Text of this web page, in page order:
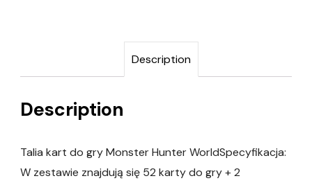
Description
Description
Talia kart do gry Monster Hunter WorldSpecyfikacja:
W zestawie znajdują się 52 karty do gry + 2